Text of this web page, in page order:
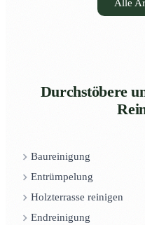
Alle
Durchstöbere
Baureinigung
Entrümpelung
Holzterrasse reinigen
Endreinigung